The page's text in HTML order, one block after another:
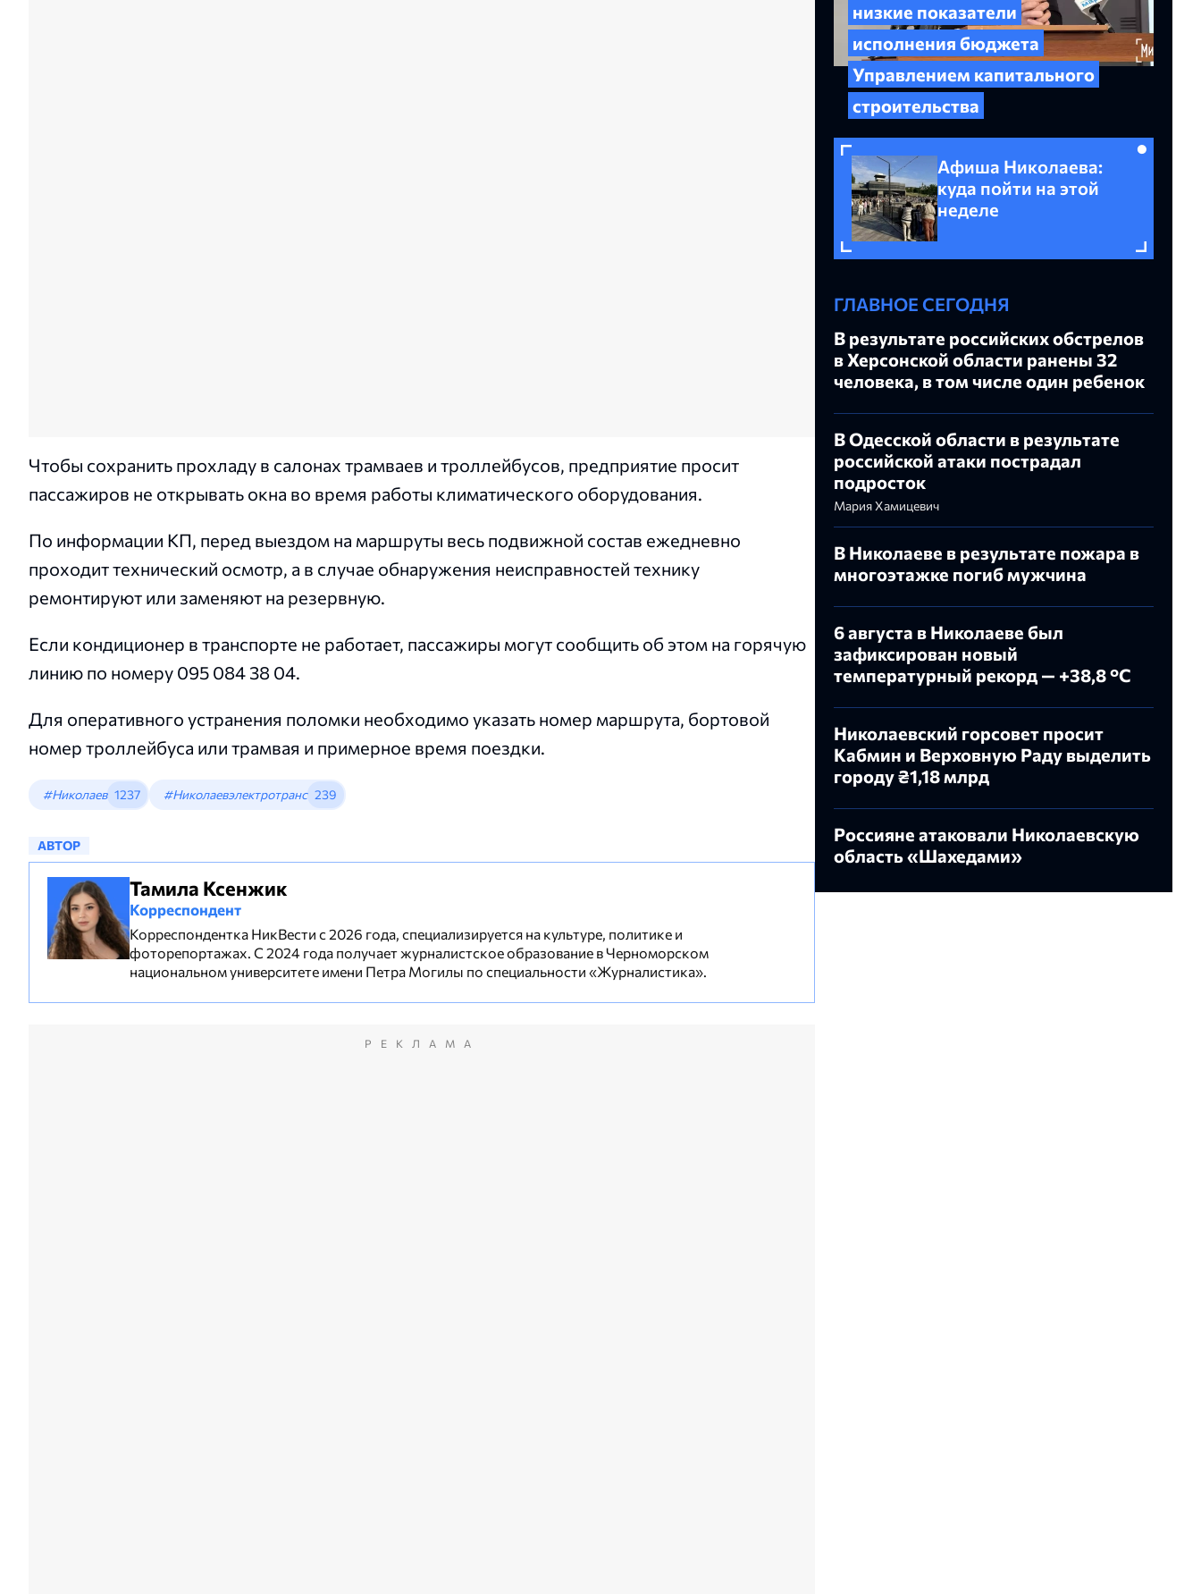
Чтобы сохранить прохладу в салонах трамваев и троллейбусов, предприятие просит
пассажиров не открывать окна во время работы климатического оборудования.
По информации КП, перед выездом на маршруты весь подвижной состав ежедневно
проходит технический осмотр, а в случае обнаружения неисправностей технику
ремонтируют или заменяют на резервную.
Если кондиционер в транспорте не работает, пассажиры могут сообщить об этом на горячую
линию по номеру 095 084 38 04.
Для оперативного устранения поломки необходимо указать номер маршрута, бортовой
номер троллейбуса или трамвая и примерное время поездки.
#Николаев 1237 #Николаевэлектротранс 239
АВТОР
Тамила Ксенжик
Корреспондент
Корреспондентка НикВести с 2026 года, специализируется на культуре, политике и
фоторепортажах. С 2024 года получает журналистское образование в Черноморском
национальном университете имени Петра Могилы по специальности «Журналистика».
РЕКЛАМА
низкие показатели
исполнения бюджета
Управлением капитального
строительства
Афиша Николаева:
куда пойти на этой
неделе
ГЛАВНОЕ СЕГОДНЯ
В результате российских обстрелов
в Херсонской области ранены 32
человека, в том числе один ребенок
В Одесской области в результате
российской атаки пострадал
подросток
Мария Хамицевич
В Николаеве в результате пожара в
многоэтажке погиб мужчина
6 августа в Николаеве был
зафиксирован новый
температурный рекорд — +38,8 °С
Николаевский горсовет просит
Кабмин и Верховную Раду выделить
городу ₴1,18 млрд
Россияне атаковали Николаевскую
область «Шахедами»